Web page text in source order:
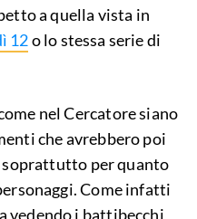
a quella vista in
12o lo stessa serie di
nel Cercatore siano
che avrebbero poi
per quanto
Come infatti
vedendo i battibecchi